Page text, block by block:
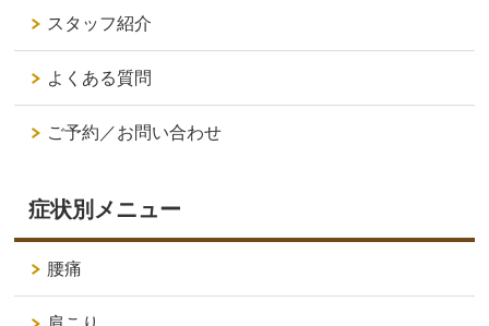
スタッフ紹介
よくある質問
ご予約／お問い合わせ
症状別メニュー
腰痛